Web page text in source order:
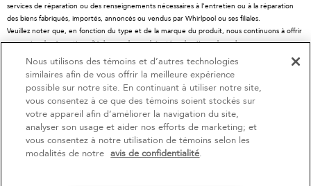
Filtres à eau
Résidents du Québec
Suivre ma commande
Services de livraison et d'installation
Services d'abonnement
Informations relatives aux rappels
Blog
services de réparation ou des renseignements nécessaires à l’entretien ou à la réparation
des biens fabriqués, importés, annoncés ou vendus par Whirlpool ou ses filiales.
Veuillez noter que, en fonction du type et de la marque du produit, nous continuons à offrir
un service de réparation, d'échange de produit et/ou de pièces de rechange par
l'intermédiaire de notre Centre de service et d'assistance aux propriétaires, sous réserve
des conditions de la garantie limitée du fabricant. Pour plus d'informations, veuillez consulter
les sites Web de nos différentes marques sous la rubrique « Service et assistance » ou
appeler le 1-800-807-6777. Pour InSinkErator, appelez le 1-800-561-1700.
Ce détaillant en ligne est situé au Canada au 200 - 6750 avenue Century, Mississauga
(Ontario) L5N 0B7
Le PDSF se réfère au prix de détail suggéré par le fabricant et peut différer des prix de
vente actuels dans votre région.
®/™© 2026 KitchenAid. Tous droits réservés. Utilisée sous licence au Canada. La forme du
batteur sur socle est une marque déposée aux États-Unis et ailleurs au monde.
Soldes et offres
Promo Rouge Finit le 9/23/26
Économisez jusqu'à 1200 $
à l’achat de plusieurs gros électroménagers
Actuellement
Centre de
Nous utilisons des témoins et d’autres technologies
similaires afin de vous offrir la meilleure expérience
possible sur notre site. En continuant à utiliser notre site,
vous consentez à ce que des témoins soient stockés sur
votre appareil afin d’améliorer la navigation du site,
analyser son usage et aider nos efforts de marketing; et
vous consentez à notre utilisation de témoins selon les
modalités de notre avis de confidentialité.